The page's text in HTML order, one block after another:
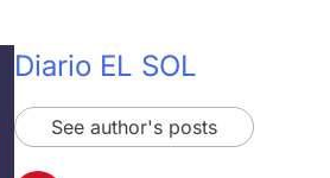
Diario EL SOL
See author's posts